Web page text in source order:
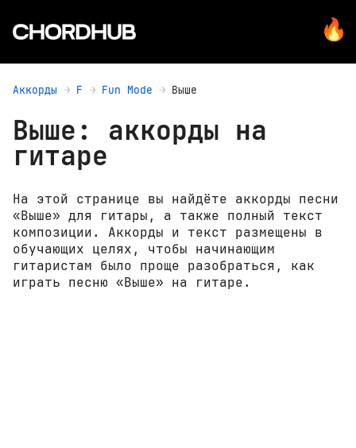
Аккорды F Fun Mode Выше
Выше: аккорды на
гитаре
На этой странице вы найдёте аккорды песни
«Выше» для гитары, а также полный текст
композиции. Аккорды и текст размещены в
обучающих целях, чтобы начинающим
гитаристам было проще разобраться, как
играть песню «Выше» на гитаре.